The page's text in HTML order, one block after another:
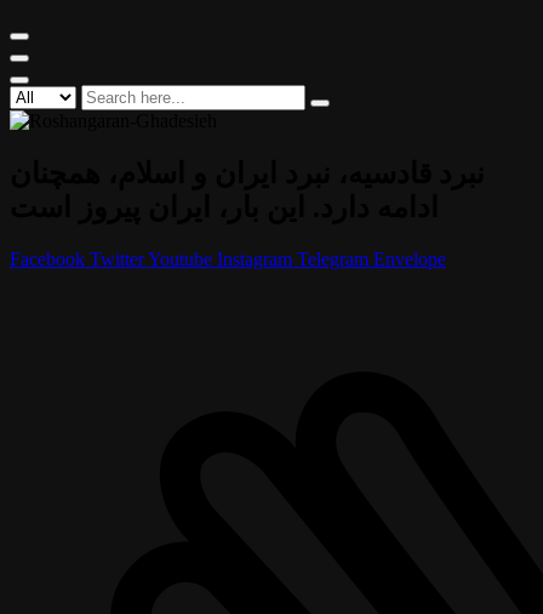
Facebook TwitterYoutube Instagram Telegram Envelope